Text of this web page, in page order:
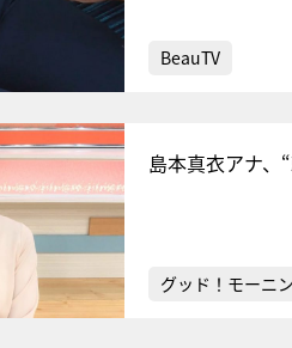
BeauTV
島本真衣アナ、
グッド！モーニ